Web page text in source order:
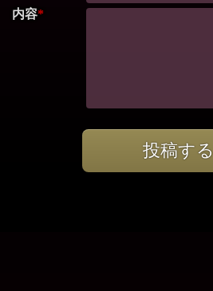
内容*
投稿する